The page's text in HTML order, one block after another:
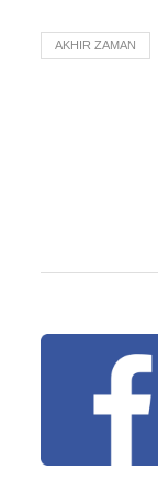
AKHIR ZAMAN